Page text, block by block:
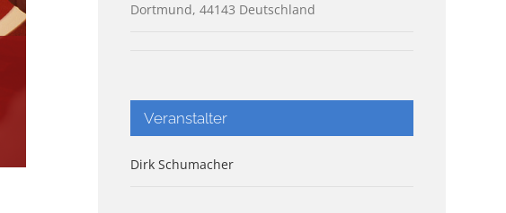
Dortmund, 44143 Deutschland
Veranstalter
Dirk Schumacher